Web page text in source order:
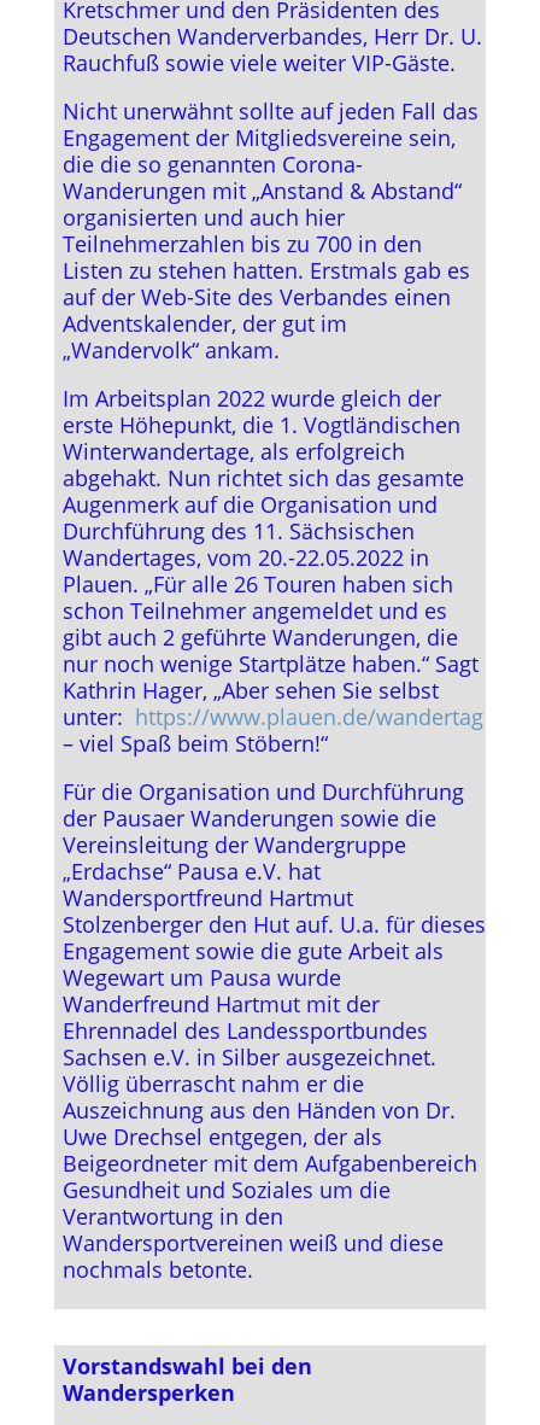
Kretschmer und den Präsidenten des
Deutschen Wanderverbandes, Herr Dr. U.
Rauchfuß sowie viele weiter VIP-Gäste.
Nicht unerwähnt sollte auf jeden Fall das
Engagement der Mitgliedsvereine sein,
die die so genannten Corona-
Wanderungen mit „Anstand & Abstand“
organisierten und auch hier
Teilnehmerzahlen bis zu 700 in den
Listen zu stehen hatten. Erstmals gab es
auf der Web-Site des Verbandes einen
Adventskalender, der gut im
„Wandervolk“ ankam.
Im Arbeitsplan 2022 wurde gleich der
erste Höhepunkt, die 1. Vogtländischen
Winterwandertage, als erfolgreich
abgehakt. Nun richtet sich das gesamte
Augenmerk auf die Organisation und
Durchführung des 11. Sächsischen
Wandertages, vom 20.-22.05.2022 in
Plauen. „Für alle 26 Touren haben sich
schon Teilnehmer angemeldet und es
gibt auch 2 geführte Wanderungen, die
nur noch wenige Startplätze haben.“ Sagt
Kathrin Hager, „Aber sehen Sie selbst
unter: https://www.plauen.de/wandertag
– viel Spaß beim Stöbern!“
Für die Organisation und Durchführung
der Pausaer Wanderungen sowie die
Vereinsleitung der Wandergruppe
„Erdachse“ Pausa e.V. hat
Wandersportfreund Hartmut
Stolzenberger den Hut auf. U.a. für dieses
Engagement sowie die gute Arbeit als
Wegewart um Pausa wurde
Wanderfreund Hartmut mit der
Ehrennadel des Landessportbundes
Sachsen e.V. in Silber ausgezeichnet.
Völlig überrascht nahm er die
Auszeichnung aus den Händen von Dr.
Uwe Drechsel entgegen, der als
Beigeordneter mit dem Aufgabenbereich
Gesundheit und Soziales um die
Verantwortung in den
Wandersportvereinen weiß und diese
nochmals betonte.
Vorstandswahl bei den
Wandersperken